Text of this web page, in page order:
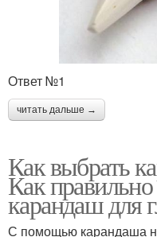
Ответ №1
читать дальше →
Как выбрать
Как
карандаш для
С помощью карандаша